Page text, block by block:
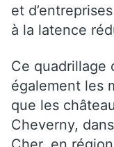
et
à la latence
Ce quadrillage
également les
que les
Cheverny,